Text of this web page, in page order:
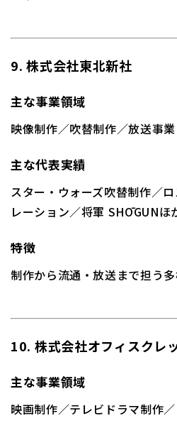
9. 株式会社東北新社
主な事業領域
映像制作／吹替制作／放送事業
主な代表実績
スター・ウォーズ吹替制作／
レーション／将軍 SHŌGUNほ
特徴
制作から流通・放送まで担う多
10. 株式会社オフィスクレ
主な事業領域
映画制作／テレビドラマ制作